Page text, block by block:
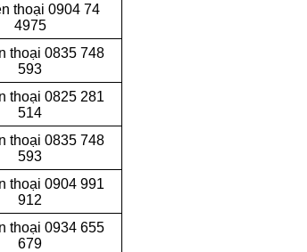
thoại 0904 74
4975
thoại 0835 748
593
thoại 0825 281
514
thoại 0835 748
593
thoại 0904 991
912
thoại 0934 655
679